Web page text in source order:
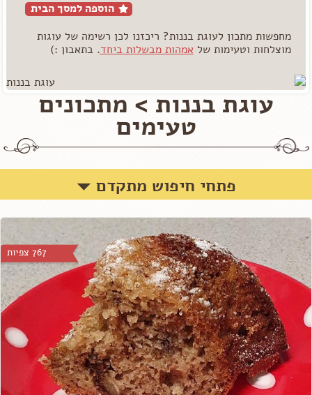
הוספה למסך הבית
מחפשות מתכון לעוגת בננות? ריכזנו לכן רשימה של עוגות
מוצלחות וטעימות של אמהות מבשלות ביחד. בתאבון :)
עוגת בננות > מתכונים
טעימים
פתחי חיפוש מתקדם
767 צפיות